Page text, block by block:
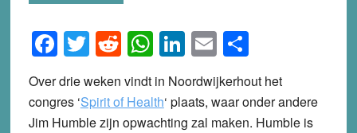
Facebook
Twitter
Reddit
WhatsApp
LinkedIn
EmailShare
Over drie weken vindt in Noordwijkerhout het
congres ‘Spirit of Health‘ plaats, waar onder andere
Jim Humble zijn opwachting zal maken. Humble is